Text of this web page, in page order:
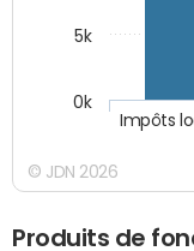
Impôts
0k
5k
© JDN 2026
Produits de